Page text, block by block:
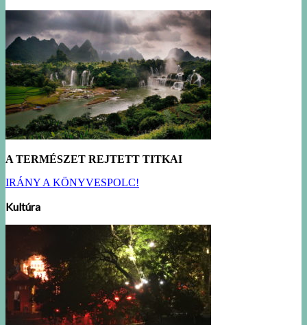
A TERMÉSZET REJTETT TITKAI
IRÁNY A KÖNYVESPOLC!
Kultúra